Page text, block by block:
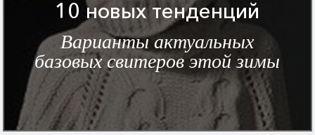
10 новых тенденций
Варианты актуальных
базовых свитеров этой зимы